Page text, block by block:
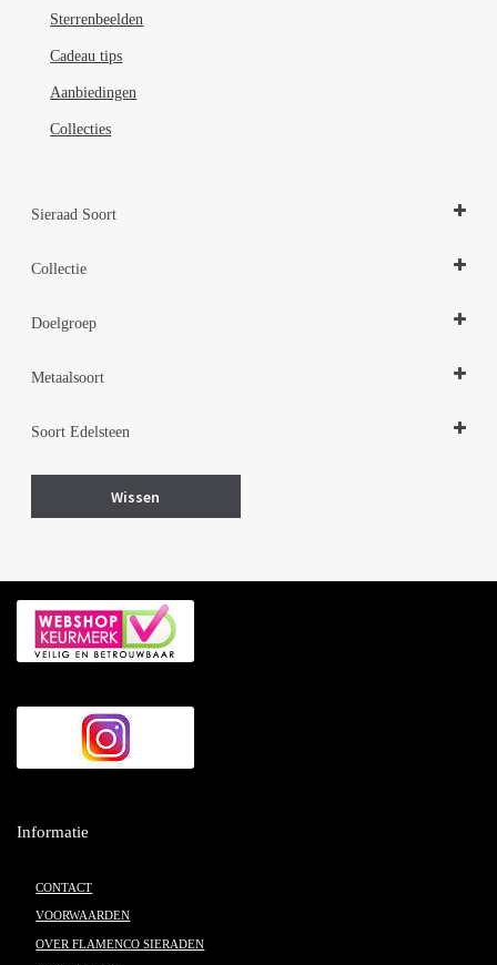
Sterrenbeelden
Cadeau tips
Aanbiedingen
Collecties
Sieraad Soort
Collectie
Zilveren sieraden 925
Doelgroep
Metaalsoort
Soort Edelsteen
Wissen
Informatie
CONTACT
VOORWAARDEN
OVER FLAMENCO SIERADEN